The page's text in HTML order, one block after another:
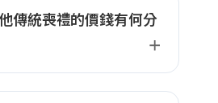
傳統喪禮的價錢有何分